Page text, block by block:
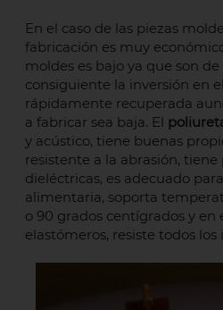
En el caso de las piezas
fabricación es muy
moldes es bajo ya que son de
consiguiente la inversión en
rápidamente recuperada
a fabricar sea baja. El
y acústico, tiene buenas
resistente a la abrasión,
dieléctricas, es adecuado
alimentaria, soporta
o 90 grados centígrados y en
elastómeros, resiste todos